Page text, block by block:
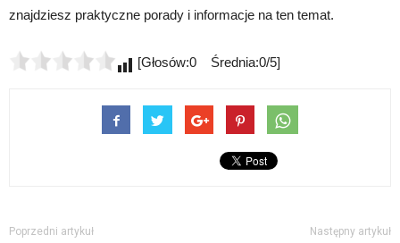
znajdziesz praktyczne porady i informacje na ten temat.
[Głosów:0 Średnia:0/5]
Poprzedni artykuł Następny artykuł